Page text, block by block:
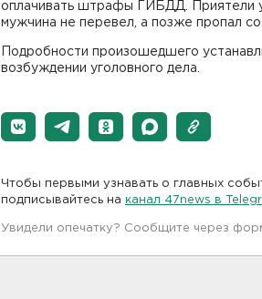
оплачивать штрафы ГИБДД. Приятели
мужчина не перевел, а позже пропал со
Подробности произошедшего
возбуждении уголовного дела.
Чтобы первыми узнавать о главных
подписывайтесь на канал 47news в
Увидели опечатку? Сообщите через